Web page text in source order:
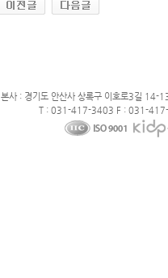
본사 : 경기도 안산사 상록구 이호로3길 14-
T : 031-417-3403 F : 031-